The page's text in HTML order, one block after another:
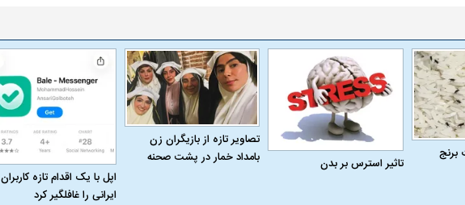
برنج
تاثیر استرس بر بدن
تصاویر تازه از بازیگران زن
بامداد خمار در پشت صحنه
اپل با یک اقدام تازه کاربران
ایرانی را غافلگیر کرد
یک سلسله |
شاه در ایران
ریشه‌های عزاداری ماه محرم در فرهنگ
و تاریخ ایران
عزاداری ماه محرم در دوران قاجار چگونه
انجام می‌شد؟